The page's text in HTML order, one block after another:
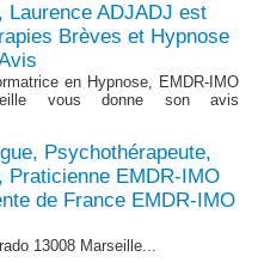
Laurence ADJADJ est
Brèves et Hypnose
en Hypnose, EMDR-IMO
vous donne son avis
Psychothérapeute,
Praticienne EMDR-IMO
de France EMDR-IMO
13008 Marseille...